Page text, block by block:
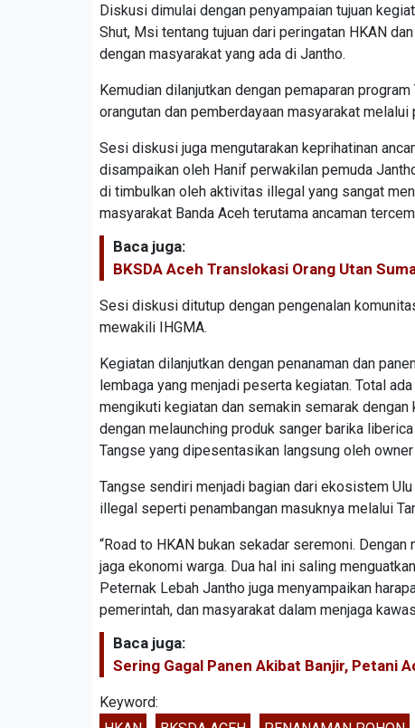
Diskusi dimulai dengan penyampaian tujuan
Shut, Msi tentang tujuan dari peringatan HKAN
dengan masyarakat yang ada di Jantho.
Kemudian dilanjutkan dengan pemaparan
orangutan dan pemberdayaan masyarakat
Sesi diskusi juga mengutarakan keprihatinan
disampaikan oleh Hanif perwakilan pemuda
di timbulkan oleh aktivitas illegal yang sangat
masyarakat Banda Aceh terutama ancaman
Baca juga:
BKSDA Aceh Translokasi Orang Utan
Sesi diskusi ditutup dengan pengenalan
mewakili IHGMA.
Kegiatan dilanjutkan dengan penanaman dan
lembaga yang menjadi peserta kegiatan. Total
mengikuti kegiatan dan semakin semarak
dengan melaunching produk sanger barika
Tangse yang dipesentasikan langsung oleh owner
Tangse sendiri menjadi bagian dari ekosistem
illegal seperti penambangan masuknya melalui
“Road to HKAN bukan sekadar seremoni.
jaga ekonomi warga. Dua hal ini saling
Peternak Lebah Jantho juga menyampaikan
pemerintah, dan masyarakat dalam menjaga
Baca juga:
Sering Gagal Panen Akibat Banjir, Petani
Keyword: